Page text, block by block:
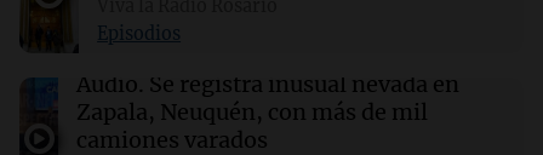
17:33
TC Pick Up: Las "Chatas del Campo
Argentino" vuelven al Autódromo Cabalén en
Octubre.
Episodios
Audio. Se registra inusual nevada en
Zapala, Neuquén, con más de mil
camiones varados